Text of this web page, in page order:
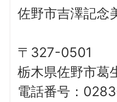
佐野市吉澤記念
〒327-0501
栃木県佐野市葛
電話番号：